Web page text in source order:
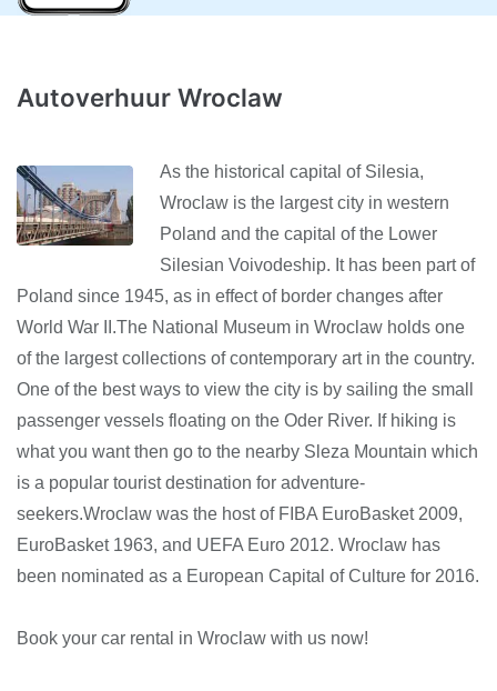
Autoverhuur Wroclaw
As the historical capital of Silesia,
Wroclaw is the largest city in western
Poland and the capital of the Lower
Silesian Voivodeship. It has been part of
Poland since 1945, as in effect of border changes after
World War II.The National Museum in Wroclaw holds one
of the largest collections of contemporary art in the country.
One of the best ways to view the city is by sailing the small
passenger vessels floating on the Oder River. If hiking is
what you want then go to the nearby Sleza Mountain which
is a popular tourist destination for adventure-
seekers.Wroclaw was the host of FIBA EuroBasket 2009,
EuroBasket 1963, and UEFA Euro 2012. Wroclaw has
been nominated as a European Capital of Culture for 2016.
Book your car rental in Wroclaw with us now!